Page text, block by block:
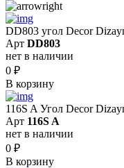
DD803 угол Decor
Арт DD803
нет в наличии
0 ₽
В корзину
116S A Угол Decor
Арт 116S A
нет в наличии
0 ₽
В корзину